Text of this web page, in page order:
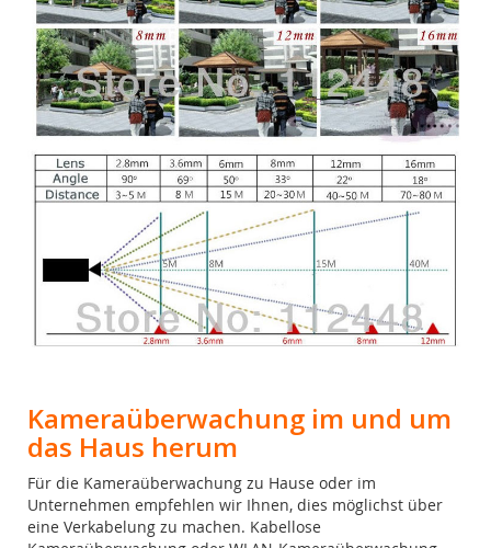
Kameraüberwachung im und um
das Haus herum
Für die Kameraüberwachung zu Hause oder im
Unternehmen empfehlen wir Ihnen, dies möglichst über
eine Verkabelung zu machen. Kabellose